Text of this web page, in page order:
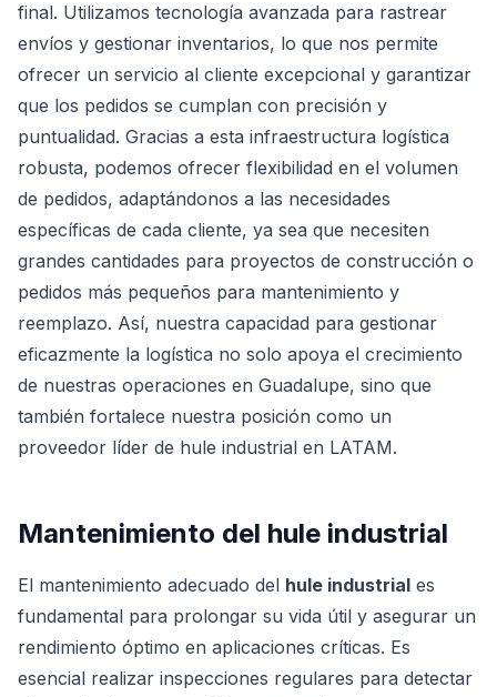
final. Utilizamos tecnología avanzada para rastrear
envíos y gestionar inventarios, lo que nos permite
ofrecer un servicio al cliente excepcional y garantizar
que los pedidos se cumplan con precisión y
puntualidad. Gracias a esta infraestructura logística
robusta, podemos ofrecer flexibilidad en el volumen
de pedidos, adaptándonos a las necesidades
específicas de cada cliente, ya sea que necesiten
grandes cantidades para proyectos de construcción o
pedidos más pequeños para mantenimiento y
reemplazo. Así, nuestra capacidad para gestionar
eficazmente la logística no solo apoya el crecimiento
de nuestras operaciones en Guadalupe, sino que
también fortalece nuestra posición como un
proveedor líder de hule industrial en LATAM.
Mantenimiento del hule industrial
El mantenimiento adecuado del hule industrial es
fundamental para prolongar su vida útil y asegurar un
rendimiento óptimo en aplicaciones críticas. Es
esencial realizar inspecciones regulares para detectar